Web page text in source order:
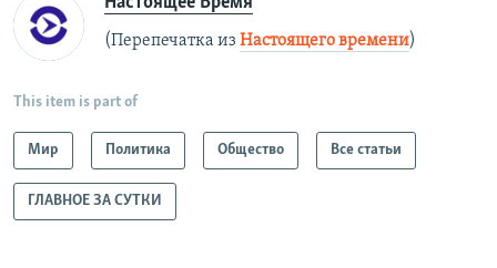
(Перепечатка из Настоящего времени)
This item is part of
Мир Политика Общество Все статьи
ГЛАВНОЕ ЗА СУТКИ